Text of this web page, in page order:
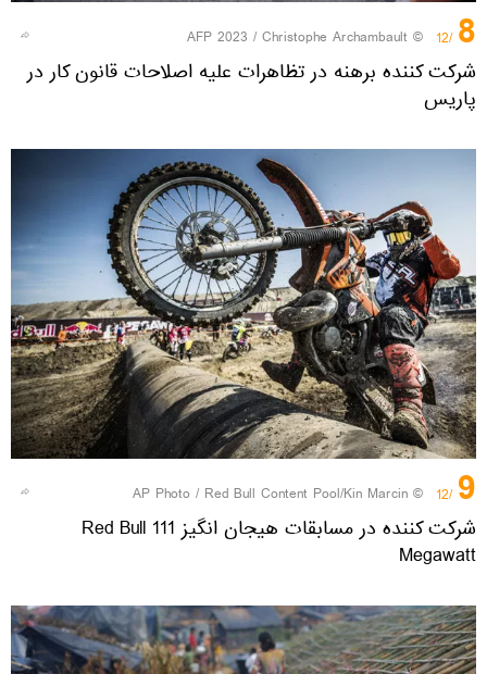
8
/12
© AFP 2023 / Christophe Archambault
شرکت کننده برهنه در تظاهرات علیه اصلاحات قانون کار در
پاریس
9
/12
© AP Photo / Red Bull Content Pool/Kin Marcin
شرکت کننده در مسابقات هیجان انگیز Red Bull 111
Megawatt